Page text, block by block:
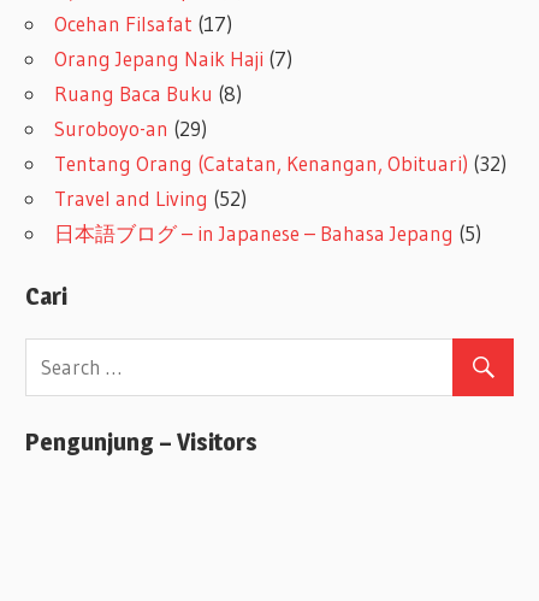
Ocehan Filsafat (17)
Orang Jepang Naik Haji (7)
Ruang Baca Buku (8)
Suroboyo-an (29)
Tentang Orang (Catatan, Kenangan, Obituari) (32)
Travel and Living (52)
日本語ブログ – in Japanese – Bahasa Jepang (5)
Cari
Pengunjung – Visitors